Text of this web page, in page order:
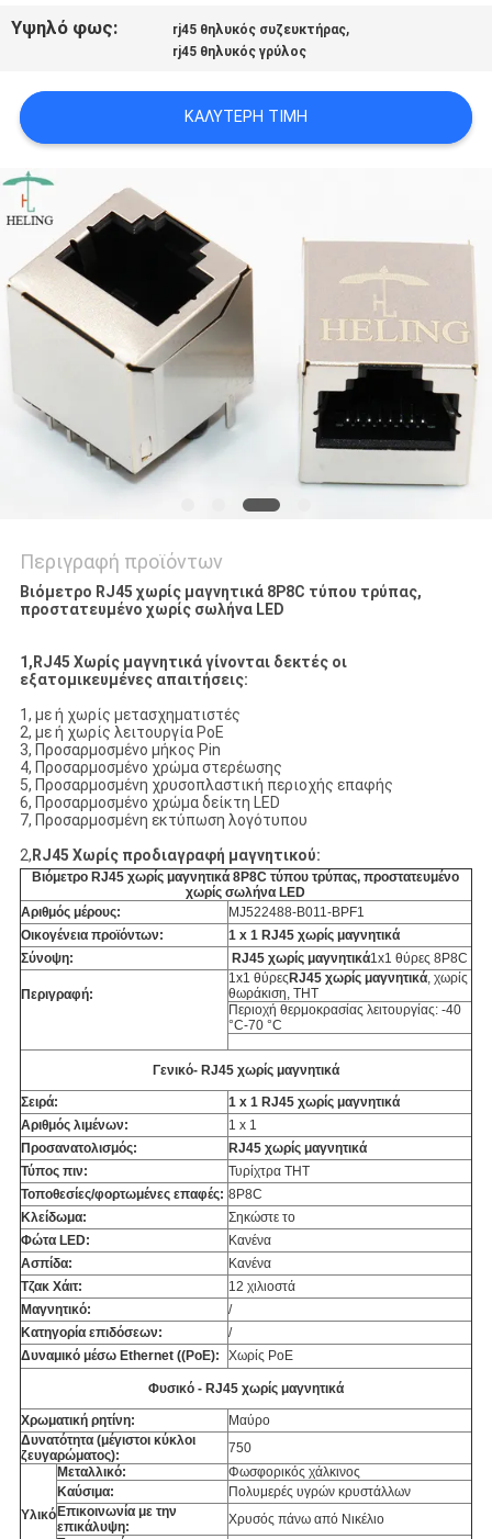
SITEMAP
ΠΟΛΙΤΙΚΉ
ΑΠΟΡΡΉΤΟΥ
Υψηλό φως: rj45 θηλυκός συζευκτήρας,
rj45 θηλυκός γρύλος
ΚΑΛΎΤΕΡΗ ΤΙΜΉ
Περιγραφή προϊόντων
Βιόμετρο RJ45 χωρίς μαγνητικά 8P8C τύπου τρύπας,
προστατευμένο χωρίς σωλήνα LED
1,RJ45 Χωρίς μαγνητικά γίνονται δεκτές οι
εξατομικευμένες απαιτήσεις:
1, με ή χωρίς μετασχηματιστές
2, με ή χωρίς λειτουργία PoE
3, Προσαρμοσμένο μήκος Pin
4, Προσαρμοσμένο χρώμα στερέωσης
5, Προσαρμοσμένη χρυσοπλαστική περιοχής επαφής
6, Προσαρμοσμένο χρώμα δείκτη LED
7, Προσαρμοσμένη εκτύπωση λογότυπου
2, RJ45 Χωρίς προδιαγραφή μαγνητικού:
Βιόμετρο RJ45 χωρίς μαγνητικά 8P8C τύπου τρύπας, προστατευμένο
χωρίς σωλήνα LED
Αριθμός μέρους:
MJ522488-B011-BPF1
Οικογένεια προϊόντων:
1 x 1 RJ45 χωρίς μαγνητικά
Σύνοψη:
RJ45 χωρίς μαγνητικά1x1 θύρες 8P8C
Περιγραφή:
1x1 θύρες RJ45 χωρίς μαγνητικά, χωρίς
θωράκιση, THT
Περιοχή θερμοκρασίας λειτουργίας: -40
°C-70 °C
Γενικό- RJ45 χωρίς μαγνητικά
Σειρά:
1 x 1 RJ45 χωρίς μαγνητικά
Αριθμός λιμένων:
1 x 1
Προσανατολισμός:
RJ45 χωρίς μαγνητικά
Τύπος πιν:
Τυρίχτρα THT
Τοποθεσίες/φορτωμένες επαφές: 8P8C
Κλείδωμα:
Σηκώστε το
Φώτα LED:
Κανένα
Ασπίδα:
Κανένα
Τζακ Χάιτ:
12 χιλιοστά
Μαγνητικό:
/
Κατηγορία επιδόσεων:
/
Δυναμικό μέσω Ethernet ((PoE):
Χωρίς PoE
Φυσικό - RJ45 χωρίς μαγνητικά
Χρωματική ρητίνη:
Μαύρο
Δυνατότητα (μέγιστοι κύκλοι
ζευγαρώματος):
750
Υλικό
Μεταλλικό:
Φωσφορικός χάλκινος
Καύσιμα:
Πολυμερές υγρών κρυστάλλων
Επικοινωνία με την
επικάλυψη:
Χρυσός πάνω από Νικέλιο